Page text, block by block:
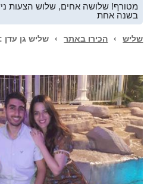
מטורף! שלושה אחים, שלוש הצעות
בשנה אחת
שליש › הכירו באתר › שליש גן עדן